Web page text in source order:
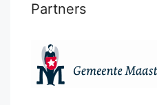
Partners